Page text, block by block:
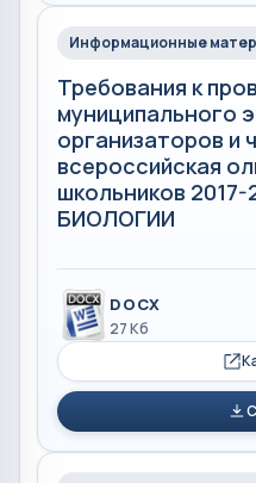
Информационные
Требования к
муниципального
организаторов и
всероссийская
школьников 2017-
БИОЛОГИИ
DOCX
27 Кб